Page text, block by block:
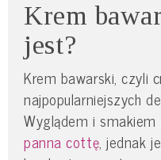
Krem
jest?
Krem bawarski, czyli
najpopularniejszych
Wyglądem i
panna cottę, jednak